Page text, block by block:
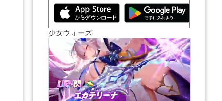
少女ウォーズ